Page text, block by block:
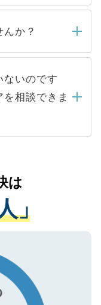
のある医療機
が殺到する場
合った人材の
ケースが増え
一切ありませ
定をいただい
ん。内定先へ
トナーが行い
か？
ありませんの
トからの登録
個人情報は、
び転職活動の
。お預かりし
ご本人の許可
いての厳密な
みに付与され
得済みです。
心ください。
ないのです
相談できま
の状況や紹介
アドバイスを
ご転職をされ
トが可能です
。
は
」